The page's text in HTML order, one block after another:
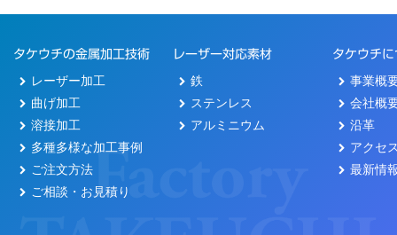
タケウチの金属加工技術
レーザー加工
曲げ加工
溶接加工
多種多様な加工事例
ご注文方法
ご相談・お見積り
レーザー対応素材
鉄
ステンレス
アルミニウム
タケウチ
事業概
会社概
沿革
アクセ
最新情